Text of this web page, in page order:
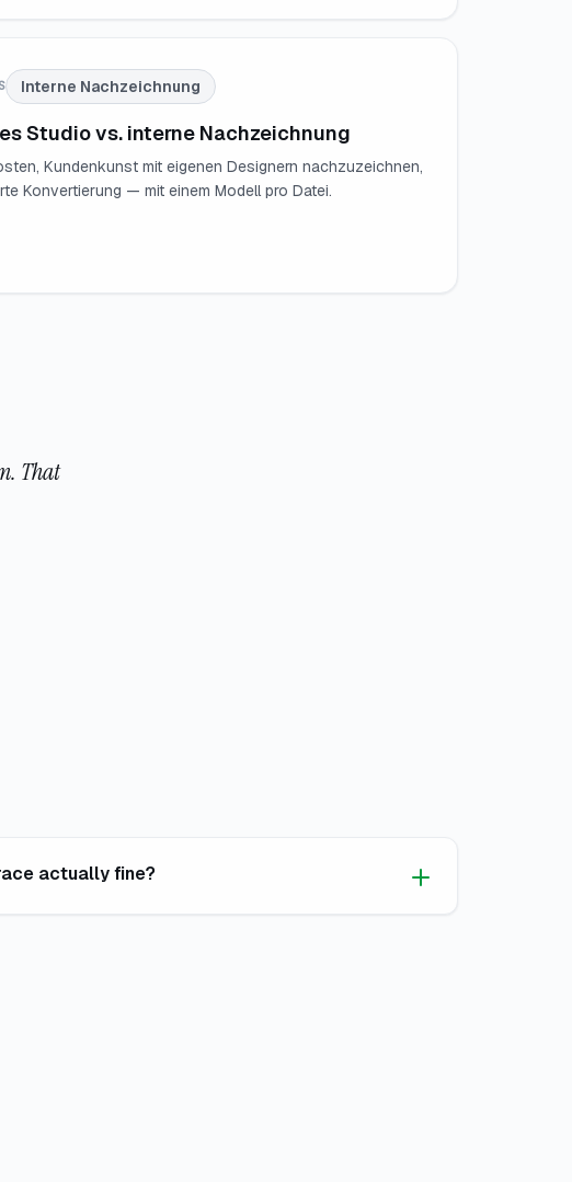
Interne Nachzeichnung
Studio vs. interne Nachzeichnung
Kundenkunst mit eigenen Designern nachzuzeichnen,
Konvertierung — mit einem Modell pro Datei.
That
actually fine?